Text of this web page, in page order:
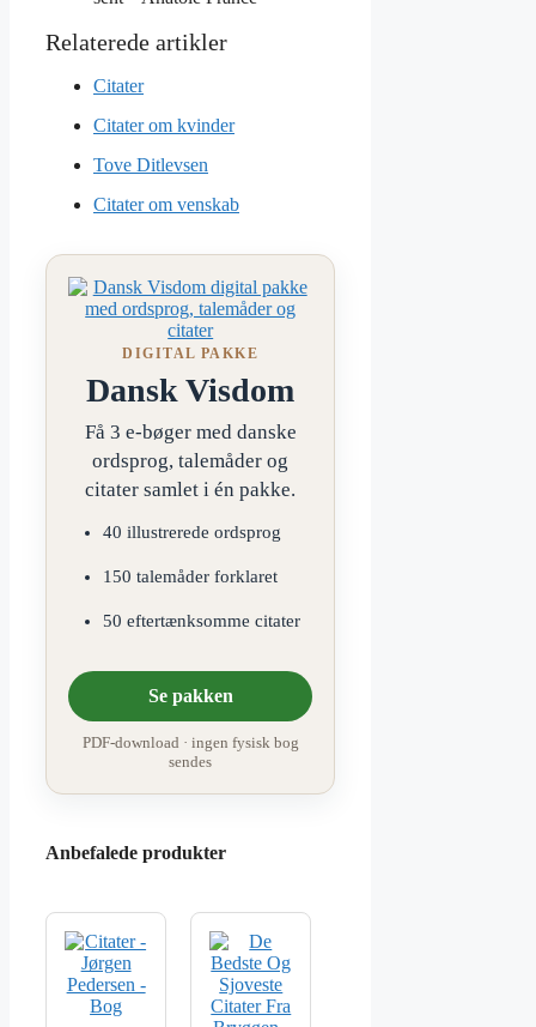
Citater
Citater om kvinder
Tove Ditlevsen
Citater om venskab
DIGITAL PAKKE
Dansk Visdom
Få 3 e-bøger med danske
ordsprog, talemåder og
citater samlet i én pakke.
40 illustrerede ordsprog
150 talemåder forklaret
50 eftertænksomme citater
Se pakken
PDF-download · ingen fysisk bog
sendes
Anbefalede produkter